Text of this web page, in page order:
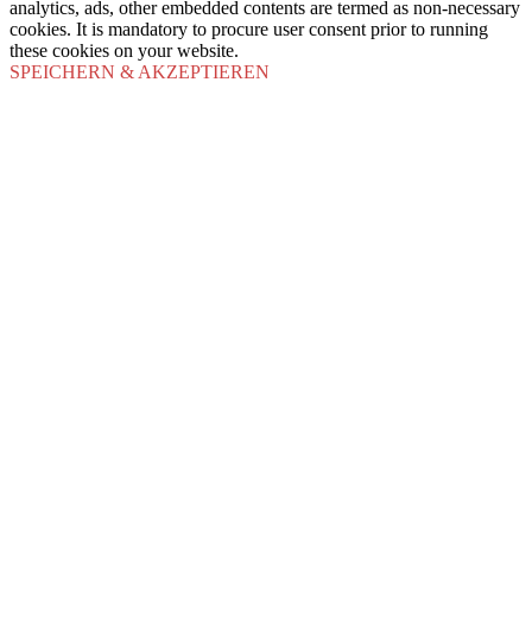
analytics, ads, other embedded contents are termed as non-necessary
cookies. It is mandatory to procure user consent prior to running
these cookies on your website.
SPEICHERN & AKZEPTIEREN